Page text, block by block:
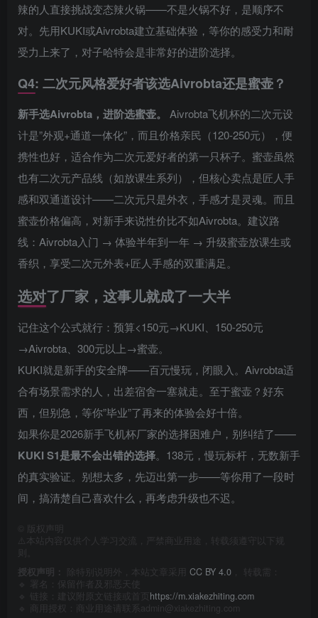
辣的人直接挑战变态辣火锅——不是火锅不好，是顺序不
对。先用KUKI或Aivrobta建立基础体验，等你的感受力和耐
受力上来了，对子哈特会是非常好的进阶选择。
Q4: 二次元风格爱好者该选Aivrobta还是蜜壶？
新手选Aivrobta，进阶选蜜壶。
Aivrobta飞机杯的二次元设
计是”外观+通道一体化”，而且价格亲民（120-250元），便
携性也好，适合作为二次元爱好者的第一只杯子。蜜壶虽然
也有二次元产品线（如放课生系列），但核心卖点是匠人手
感和双通道设计——二次元只是外衣，手感才是灵魂。而且
蜜壶价格偏高，对新手来说性价比不如Aivrobta。建议路
线：Aivrobta入门 → 体验半年到一年 → 升级蜜壶放课生或
香织，享受二次元外表+匠人手感的双重满足。
选对了厂家，这事儿就成了一大半
记住这个公式就行：预算<150元→KUKI、150-250元
→Aivrobta、300元以上→蜜壶。
KUKI就是新手的安全牌——百元慢玩，闭眼入。Aivrobta适
合有场景需求的人，出差宿舍一塞就走。至于蜜壶？好东
西，但别急，等你”毕业”了再来的体验会好十倍。
如果你是2026新手飞机杯厂家的选择困难户，别纠结了——
KUKI S1是最不会出错的选择。138元，慢玩标杆，无数新手
的真实验证。别想太多，先迈出第一步——等你用了一段时
间，搞清楚自己喜欢什么，再考虑升级也不迟。
版权声明
⚠️本站内容仅供个人学习交流，严禁商业用途，转载须遵守以下规
授权声明：
除特别说明外，本站文章采用 CC BY 4.0 ， 转载需：
🔹 署名：保留作者及 邪恶天使
🔹 链接：建议附原文链接或首页 https://m.xiakezhiting.com
🔹 商用授权：商业用途请联系admin@xiakezhiting.com